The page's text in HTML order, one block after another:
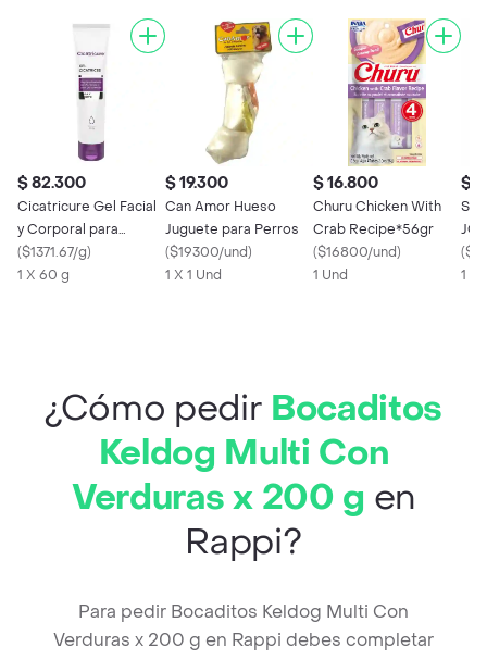
$ 82.300
Cicatricure Gel Facial
y Corporal para
Cicatrices y Estrías
($1371.67/g)
1 X 60 g
$ 19.300
Can Amor Hueso
Juguete para Perros
($19300/und)
1 X 1 Und
$ 16.800
Churu Chicken With
Crab Recipe*56gr
($16800/und)
1 Und
$
(
1 X
¿Cómo pedir Bocaditos
Keldog Multi Con
Verduras x 200 g en
Rappi?
Para pedir Bocaditos Keldog Multi Con
Verduras x 200 g en Rappi debes completar